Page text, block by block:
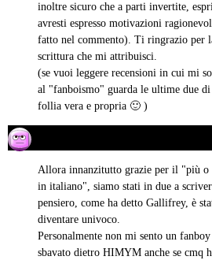
inoltre sicuro che a parti invertite,
avresti espresso motivazioni
fatto nel commento). Ti ringrazio per
scrittura che mi attribuisci.
(se vuoi leggere recensioni in cui mi
al "fanboismo" guarda le ultime due
follia vera e propria 🙂 )
detto:
Allora innanzitutto grazie per il "più o
in italiano", siamo stati in due a
pensiero, come ha detto Gallifrey, è
diventare univoco.
Personalmente non mi sento un
sbavato dietro HIMYM anche se cmq